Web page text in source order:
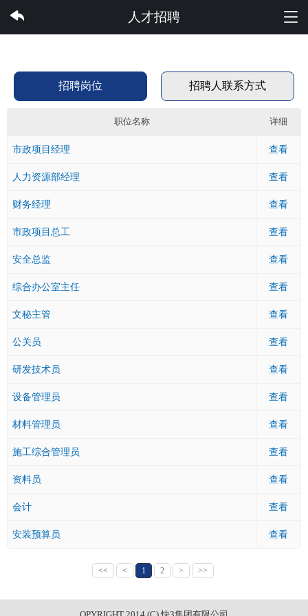
快3集团有限公司
人才招聘
招聘岗位 招聘人联系方式
职位名称 详细
市政项目经理 查看
人力资源部经理 查看
财务经理 查看
市政项目总工 查看
安全总监 查看
综合办公室主任 查看
文秘主管 查看
公关员 查看
研发技术员 查看
设备管理员 查看
材料管理员 查看
施工综合管理员 查看
资料员 查看
会计 查看
安装预算员 查看
<< < 1 2 > >>